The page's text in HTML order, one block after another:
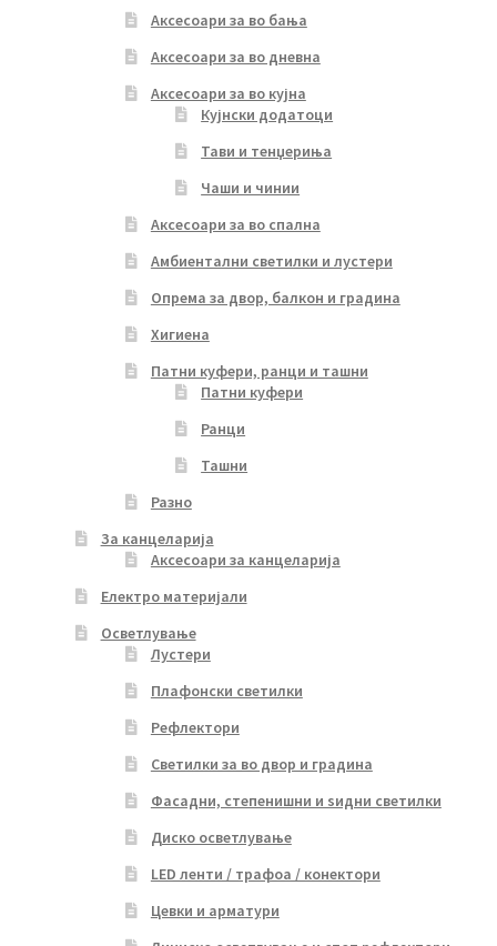
Аксесоари за во бања
Аксесоари за во дневна
Аксесоари за во кујна
Кујнски додатоци
Тави и тенџериња
Чаши и чинии
Аксесоари за во спална
Амбиентални светилки и лустери
Опрема за двор, балкон и градина
Хигиена
Патни куфери, ранци и ташни
Патни куфери
Ранци
Ташни
Разно
За канцеларија
Аксесоари за канцеларија
Електро материјали
Осветлување
Лустери
Плафонски светилки
Рефлектори
Светилки за во двор и градина
Фасадни, степенишни и ѕидни светилки
Диско осветлување
LED ленти / трафоа / конектори
Цевки и арматури